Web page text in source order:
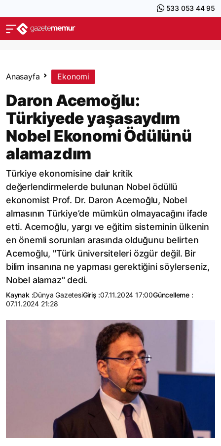
533 053 44 95
Anasayfa Ekonomi
Daron Acemoğlu:
Türkiyede yaşasaydım
Nobel Ekonomi Ödülünü
alamazdım
Türkiye ekonomisine dair kritik
değerlendirmelerde bulunan Nobel ödüllü
ekonomist Prof. Dr. Daron Acemoğlu, Nobel
almasının Türkiye’de mümkün olmayacağını ifade
etti. Acemoğlu, yargı ve eğitim sisteminin ülkenin
en önemli sorunları arasında olduğunu belirten
Acemoğlu, "Türk üniversiteleri özgür değil. Bir
bilim insanına ne yapması gerektiğini söylerseniz,
Nobel alamaz" dedi.
Kaynak :Dünya GazetesiGiriş :07.11.2024 17:00Güncelleme :
07.11.2024 21:28